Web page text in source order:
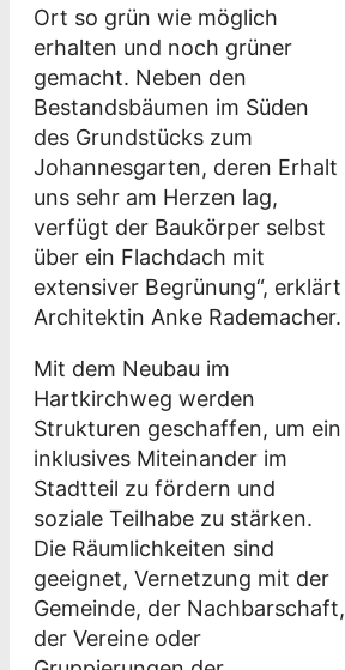
Ort so grün wie möglich
erhalten und noch grüner
gemacht. Neben den
Bestandsbäumen im Süden
des Grundstücks zum
Johannesgarten, deren Erhalt
uns sehr am Herzen lag,
verfügt der Baukörper selbst
über ein Flachdach mit
extensiver Begrünung“, erklärt
Architektin Anke Rademacher.
Mit dem Neubau im
Hartkirchweg werden
Strukturen geschaffen, um ein
inklusives Miteinander im
Stadtteil zu fördern und
soziale Teilhabe zu stärken.
Die Räumlichkeiten sind
geeignet, Vernetzung mit der
Gemeinde, der Nachbarschaft,
der Vereine oder